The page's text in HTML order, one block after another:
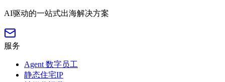
AI驱动的一站式出海解决方案
服务
Agent 数字员工
静态住宅IP